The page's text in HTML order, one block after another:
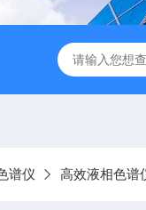
WS-2000水分测出厂
谱仪 高效液相色谱